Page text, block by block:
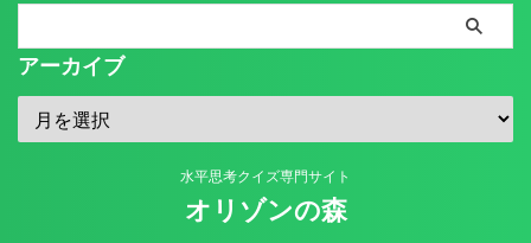
アーカイブ
水平思考クイズ専門サイト
オリゾンの森